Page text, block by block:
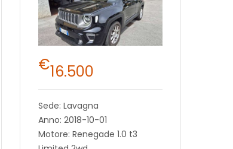
€16.500
Sede: Lavagna
Anno: 2018-10-01
Motore: Renegade 1.0 t3